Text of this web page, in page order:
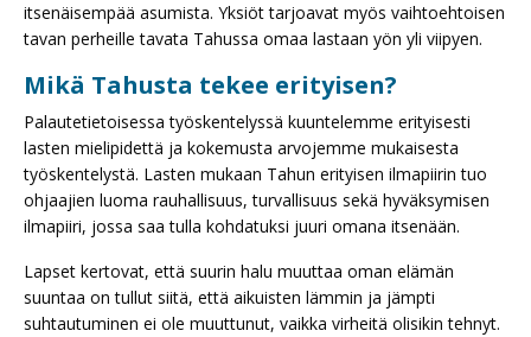
itsenäisempää asumista. Yksiöt tarjoavat myös vaihtoehtoisen
tavan perheille tavata Tahussa omaa lastaan yön yli viipyen.
Mikä Tahusta tekee erityisen?
Palautetietoisessa työskentelyssä kuuntelemme erityisesti
lasten mielipidettä ja kokemusta arvojemme mukaisesta
työskentelystä. Lasten mukaan Tahun erityisen ilmapiirin tuo
ohjaajien luoma rauhallisuus, turvallisuus sekä hyväksymisen
ilmapiiri, jossa saa tulla kohdatuksi juuri omana itsenään.
Lapset kertovat, että suurin halu muuttaa oman elämän
suuntaa on tullut siitä, että aikuisten lämmin ja jämpti
suhtautuminen ei ole muuttunut, vaikka virheitä olisikin tehnyt.